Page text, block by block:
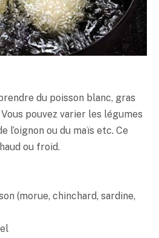
du poisson blanc, gras
pouvez varier les légumes
l’oignon ou du maïs etc. Ce
ou froid.
(morue, chinchard, sardine,